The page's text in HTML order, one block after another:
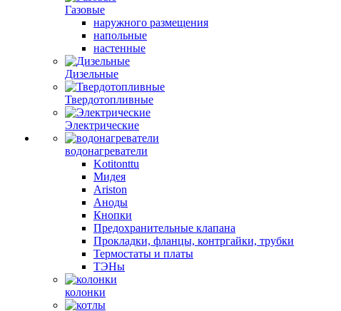
Газовые
наружного размещения
напольные
настенные
Дизельные
Твердотопливные
Электрические
водонагреватели
Kotitonttu
Мидея
Ariston
Аноды
Кнопки
Предохранительные клапана
Прокладки, фланцы, контргайки, трубки
Термостаты и платы
ТЭНы
колонки